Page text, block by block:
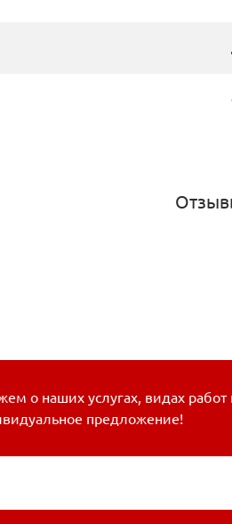
о наших услугах, видах
предложение!